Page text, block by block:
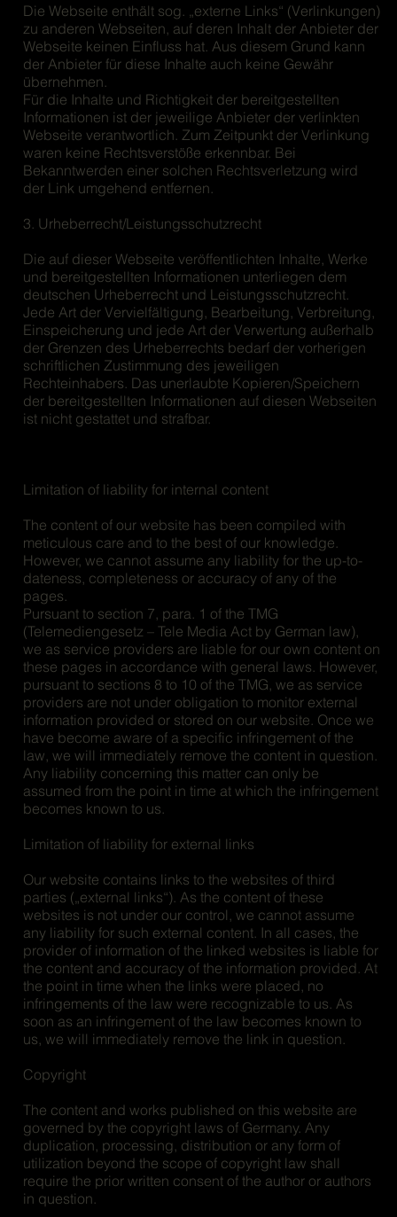
Die Webseite enthält sog. „externe Links“ (Verlinkungen)
zu anderen Webseiten, auf deren Inhalt der Anbieter der
Webseite keinen Einfluss hat. Aus diesem Grund kann
der Anbieter für diese Inhalte auch keine Gewähr
übernehmen.
Für die Inhalte und Richtigkeit der bereitgestellten
Informationen ist der jeweilige Anbieter der verlinkten
Webseite verantwortlich. Zum Zeitpunkt der Verlinkung
waren keine Rechtsverstöße erkennbar. Bei
Bekanntwerden einer solchen Rechtsverletzung wird
der Link umgehend entfernen.
3. Urheberrecht/Leistungsschutzrecht
Die auf dieser Webseite veröffentlichten Inhalte, Werke
und bereitgestellten Informationen unterliegen dem
deutschen Urheberrecht und Leistungsschutzrecht.
Jede Art der Vervielfältigung, Bearbeitung, Verbreitung,
Einspeicherung und jede Art der Verwertung außerhalb
der Grenzen des Urheberrechts bedarf der vorherigen
schriftlichen Zustimmung des jeweiligen
Rechteinhabers. Das unerlaubte Kopieren/Speichern
der bereitgestellten Informationen auf diesen Webseiten
ist nicht gestattet und strafbar.​
Limitation of liability for internal content
The content of our website has been compiled with
meticulous care and to the best of our knowledge.
However, we cannot assume any liability for the up-to-
dateness, completeness or accuracy of any of the
pages.
Pursuant to section 7, para. 1 of the TMG
(Telemediengesetz – Tele Media Act by German law),
we as service providers are liable for our own content on
these pages in accordance with general laws. However,
pursuant to sections 8 to 10 of the TMG, we as service
providers are not under obligation to monitor external
information provided or stored on our website. Once we
have become aware of a specific infringement of the
law, we will immediately remove the content in question.
Any liability concerning this matter can only be
assumed from the point in time at which the infringement
becomes known to us.
Limitation of liability for external links
Our website contains links to the websites of third
parties („external links“). As the content of these
websites is not under our control, we cannot assume
any liability for such external content. In all cases, the
provider of information of the linked websites is liable for
the content and accuracy of the information provided. At
the point in time when the links were placed, no
infringements of the law were recognizable to us. As
soon as an infringement of the law becomes known to
us, we will immediately remove the link in question.
Copyright
The content and works published on this website are
governed by the copyright laws of Germany. Any
duplication, processing, distribution or any form of
utilization beyond the scope of copyright law shall
require the prior written consent of the author or authors
in question.